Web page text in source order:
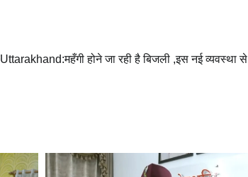
Uttarakhand:महँगी होने जा रही है बिजली ,इस नई व्यवस्था से